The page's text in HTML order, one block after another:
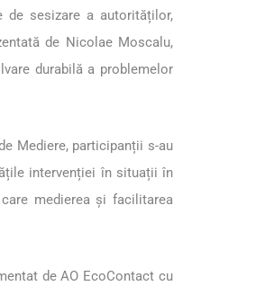
de sesizare a autorităților,
de Nicolae Moscalu,
durabilă a problemelor
Mediere, participanții s-au
intervenției în situații în
medierea și facilitarea
de AO EcoContact cu